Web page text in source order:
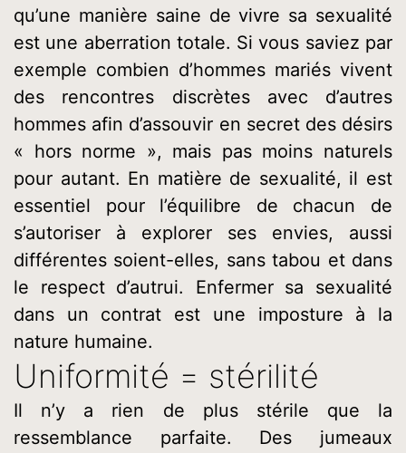
qu’une manière saine de vivre sa sexualité
est une aberration totale. Si vous saviez par
exemple combien d’hommes mariés vivent
des rencontres discrètes avec d’autres
hommes afin d’assouvir en secret des désirs
« hors norme », mais pas moins naturels
pour autant. En matière de sexualité, il est
essentiel pour l’équilibre de chacun de
s’autoriser à explorer ses envies, aussi
différentes soient-elles, sans tabou et dans
le respect d’autrui. Enfermer sa sexualité
dans un contrat est une imposture à la
nature humaine.
Uniformité = stérilité
Il n’y a rien de plus stérile que la
ressemblance parfaite. Des jumeaux